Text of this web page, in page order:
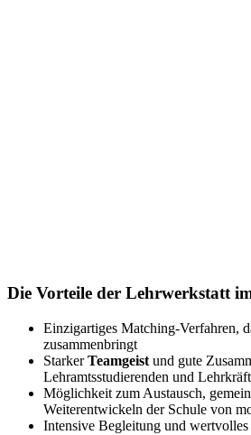
Die Vorteile der Lehrwerkstatt
Einzigartiges Matching-Verfahren,
zusammenbringt
StarkerTeamgeist und gute
Lehramtsstudierenden und
Möglichkeit zum Austausch,
Weiterentwickeln der Schule von
Intensive Begleitung und